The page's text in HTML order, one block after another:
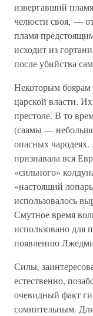
извергавший
челюсти своя, —
пламя
исходит из
после убийства
Некоторым боярам
царской власти.
престоле. В то
(саамы —
опасных чародеях.
признавала вся
«сильного»
«настоящий
использовалось
Смутное время
использовано для
появлению
Силы,
естественно,
очевидный факт
сомнительным.